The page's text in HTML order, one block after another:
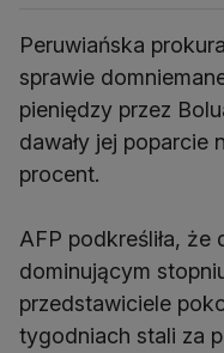
Peruwiańska
sprawie
pieniędzy przez
dawały jej poparcie
procent.
AFP podkreśliła, że
dominującym
przedstawiciele
tygodniach stali za